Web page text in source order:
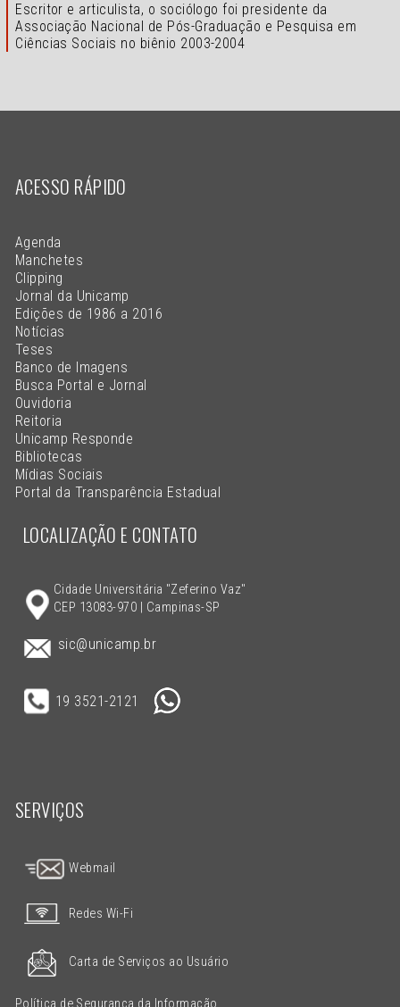
Escritor e articulista, o sociólogo foi presidente da
Associação Nacional de Pós-Graduação e Pesquisa em
Ciências Sociais no biênio 2003-2004
ACESSO RÁPIDO
Agenda
Manchetes
Clipping
Jornal da Unicamp
Edições de 1986 a 2016
Notícias
Teses
Banco de Imagens
Busca Portal e Jornal
Ouvidoria
Reitoria
Unicamp Responde
Bibliotecas
Mídias Sociais
Portal da Transparência Estadual
LOCALIZAÇÃO E CONTATO
Cidade Universitária "Zeferino Vaz"
CEP 13083-970 | Campinas-SP
sic@unicamp.br
19 3521-2121
SERVIÇOS
Webmail
Redes Wi-Fi
Carta de Serviços ao Usuário
Política de Segurança da Informação